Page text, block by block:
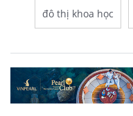
đô thị khoa học